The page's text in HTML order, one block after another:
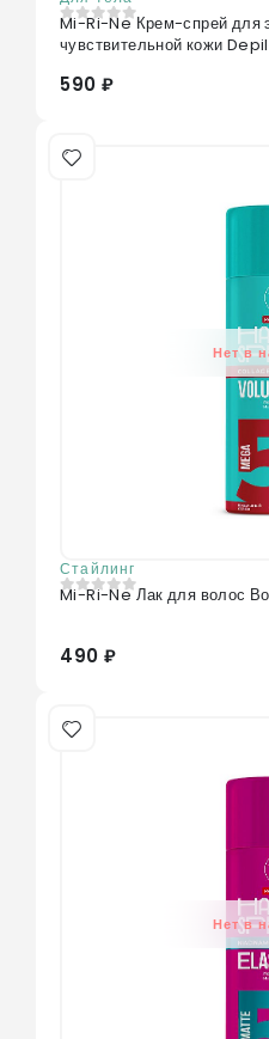
0из 5
Mi-Ri-Ne Крем-спрей для
чувствительной кожи
590 ₽
Нет в
Стайлинг
0из 5
Mi-Ri-Ne Лак для волос
490 ₽
Нет в